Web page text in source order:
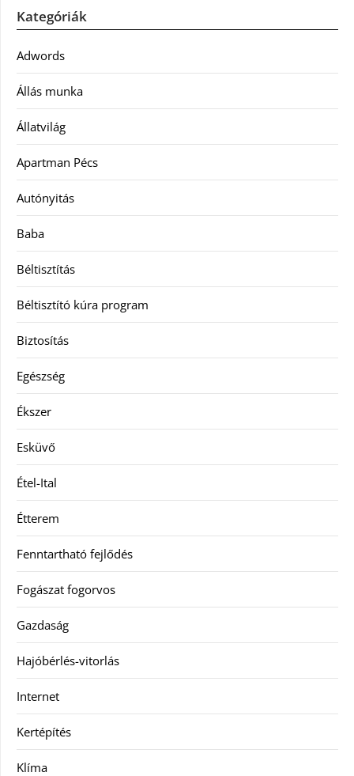
Kategóriák
Adwords
Állás munka
Állatvilág
Apartman Pécs
Autónyitás
Baba
Béltisztítás
Béltisztító kúra program
Biztosítás
Egészség
Ékszer
Esküvő
Étel-Ital
Étterem
Fenntartható fejlődés
Fogászat fogorvos
Gazdaság
Hajóbérlés-vitorlás
Internet
Kertépítés
Klíma